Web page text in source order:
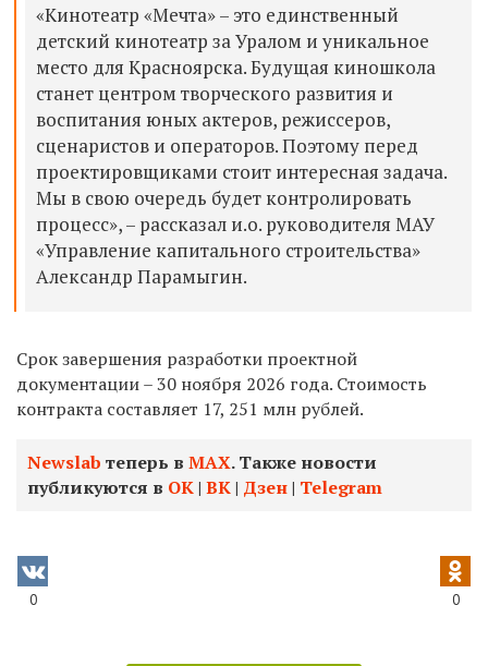
«Кинотеатр «Мечта» – это единственный
детский кинотеатр за Уралом и уникальное
место для Красноярска. Будущая киношкола
станет центром творческого развития и
воспитания юных актеров, режиссеров,
сценаристов и операторов. Поэтому перед
проектировщиками стоит интересная задача.
Мы в свою очередь будет контролировать
процесс», – рассказал и.о. руководителя МАУ
«Управление капитального строительства»
Александр Парамыгин.
Срок завершения разработки проектной
документации – 30 ноября 2026 года. Стоимость
контракта составляет 17, 251 млн рублей.
Newslab теперь в МАХ. Также новости
публикуются в ОК| ВК| Дзен| Telegram
0 0